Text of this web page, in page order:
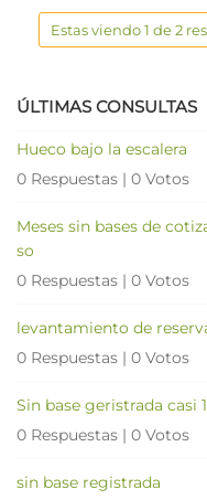
Estas viendo 1 de 2
ÚLTIMAS CONSULTAS
Hueco bajo la escalera
0 Respuestas | 0 Votos
Meses sin bases de
so
0 Respuestas | 0 Votos
levantamiento de
0 Respuestas | 0 Votos
Sin base geristrada casi
0 Respuestas | 0 Votos
sin base registrada